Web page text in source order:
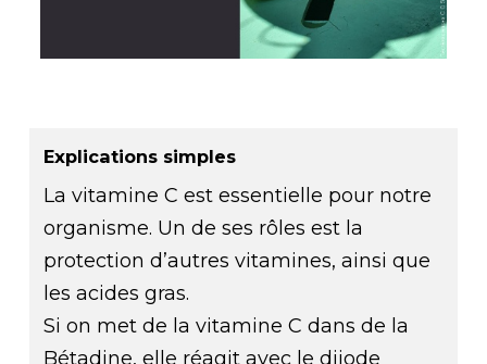
Explications simples
La vitamine C est essentielle pour notre
organisme. Un de ses rôles est la
protection d’autres vitamines, ainsi que
les acides gras.
Si on met de la vitamine C dans de la
Bétadine, elle réagit avec le diiode